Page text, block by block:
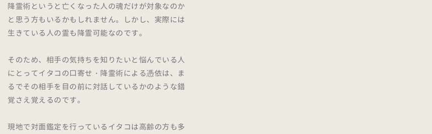
降霊術というと亡くなった人の魂だけが対象なのか
と思う方もいるかもしれません。しかし、実際には
生きている人の霊も降霊可能なのです。
そのため、相手の気持ちを知りたいと悩んでいる人
にとってイタコの口寄せ・降霊術による憑依は、ま
るでその相手を目の前に対話しているかのような錯
覚さえ覚えるのです。
現地で対面鑑定を行っているイタコは高齢の方も多